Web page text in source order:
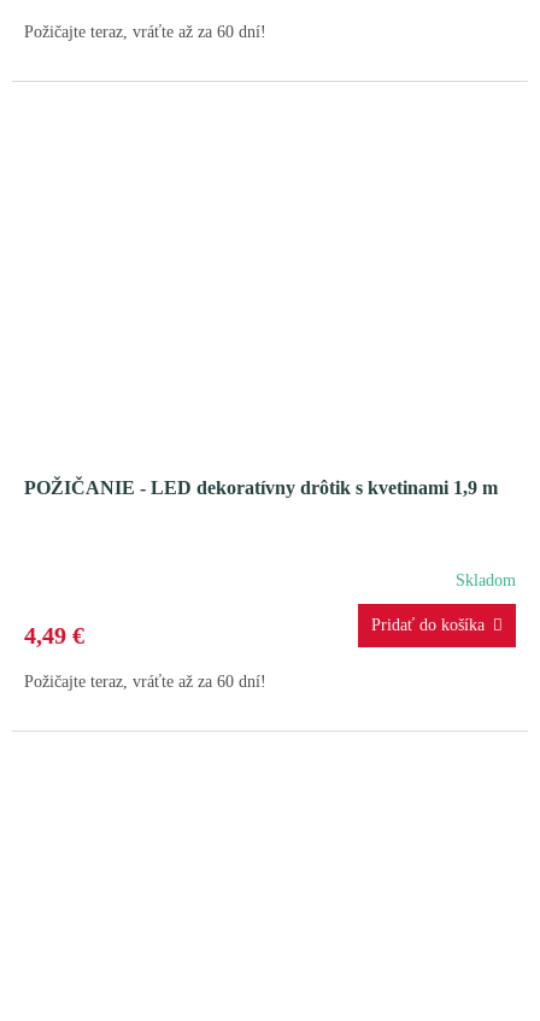
Požičajte teraz, vráťte až za 60 dní!
POŽIČANIE - LED dekoratívny drôtik s kvetinami 1,9 m
Skladom
4,49 €
Požičajte teraz, vráťte až za 60 dní!